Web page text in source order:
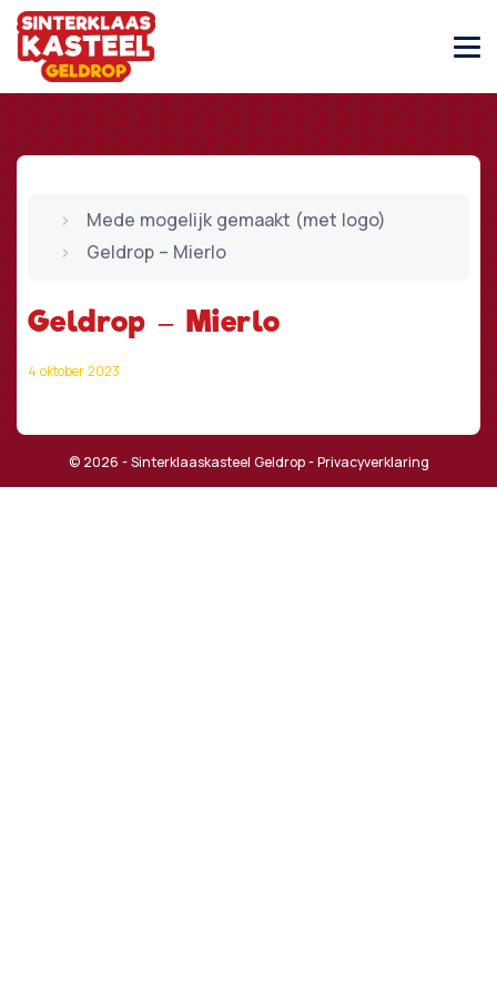
Mede mogelijk gemaakt (met logo)
Geldrop – Mierlo
Geldrop – Mierlo
4 oktober 2023
© 2026 - Sinterklaaskasteel Geldrop -Privacyverklaring